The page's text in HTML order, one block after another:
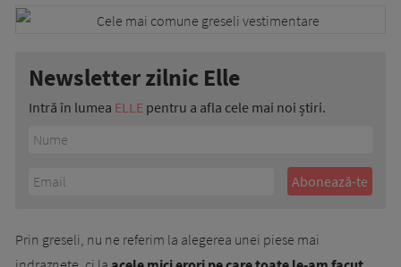
Newsletter zilnic Elle
Intră în lumea ELLE pentru a afla cele mai noi știri.
Prin greseli, nu ne referim la alegerea unei piese mai